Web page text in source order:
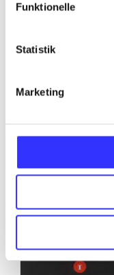
Funktionelle
Statistik
Marketing
...
Gå til serien